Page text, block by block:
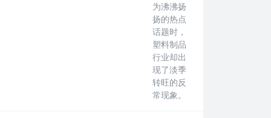
为沸沸扬
扬的热点
话题时，
塑料制品
行业却出
现了淡季
转旺的反
常现象。